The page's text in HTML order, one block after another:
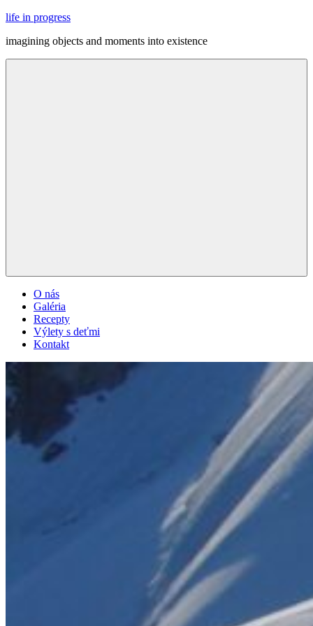
Skip
content
life in progress
imagining objects and moments into existence
O nás
Galéria
Recepty
Výlety s deťmi
Kontakt